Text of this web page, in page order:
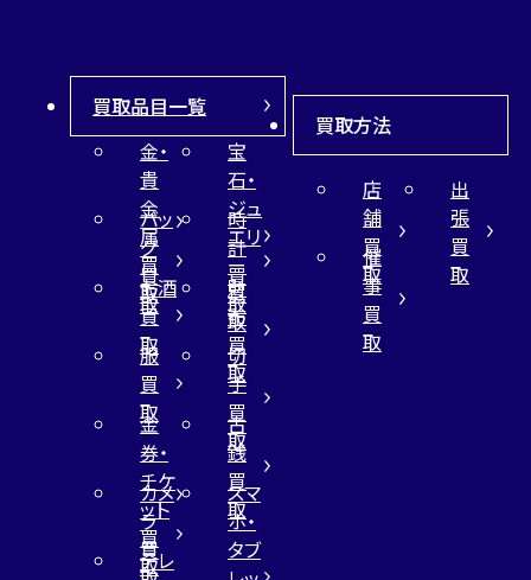
買取品目一覧
金・
貴
金
属
買
取
宝
石・
ジュ
エリ
ー
買
取
バッ
グ
買
取
時
計
買
取
お酒
買
取
財
布
買
取
服
買
取
切
手
買
取
金
券・
チケ
ット
買
取
古
銭
買
取
カメ
ラ
買
スマ
ホ・
タブ
テレ
買取方法
店
舗
買
取
出
張
買
取
催
事
買
取